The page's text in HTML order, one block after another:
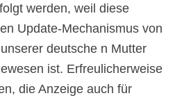
werden, weil diese
Update-Mechanismus von
deutsche n Mutter
ist. Erfreulicherweise
die Anzeige auch für